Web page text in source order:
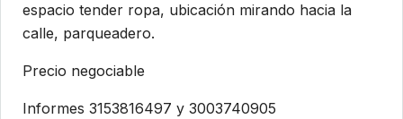
espacio tender ropa, ubicación mirando hacia la
calle, parqueadero.
Precio negociable
Informes 3153816497 y 3003740905